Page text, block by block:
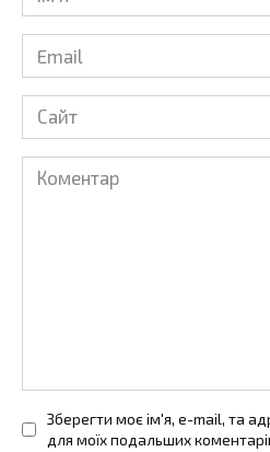
Email
Сайт
Коментар
Зберегти моє ім'я, e-mail, та
для моїх подальших